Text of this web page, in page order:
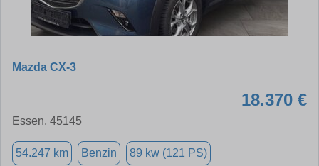
Mazda CX-3
18.370 €
Essen, 45145
54.247 km Benzin 89 kw (121 PS)